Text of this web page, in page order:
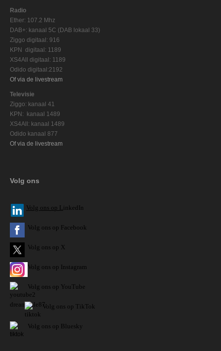
Radio
Ether: 107.2 Mhz
DAB+: kanaal 5C (DAB lokaal 33)
Ziggo digitaal: 916
KPN digitaal: 1189
XS4All digitaal: 1189
Odido digitaal:2192
Of via de livestream
Televisie
Ziggo: kanaal 41
KPN: kanaal 1489
XS4All: kanaal 1489
Odido kanaal 877
Of via de livestream
Volg ons
Volg ons op L inkedIn
Volg ons op Facebook
Volg ons op X
Volg ons op Instagram
Volg ons op YouTube
Volg ons op TikTok
Volg ons op Bluesky